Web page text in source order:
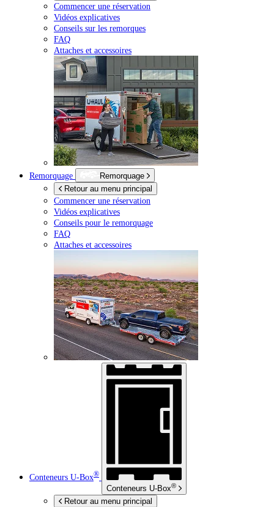
Commencer une réservation
Vidéos explicatives
Conseils sur les remorques
FAQ
Attaches et accessoires
Remorquage
Remorquage
Retour au menu principal
Commencer une réservation
Vidéos explicatives
Conseils pour le remorquage
FAQ
Attaches et accessoires
Conteneurs U-Box®
Conteneurs U-Box®
Retour au menu principal